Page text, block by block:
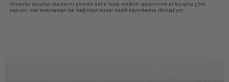
Almanlar seyahat planlarını giderek daha fazla otellerin gastronomi anlayışına göre
yapıyor, otel restoranları ise bağımsız lezzet destinasyonlarına dönüşüyor